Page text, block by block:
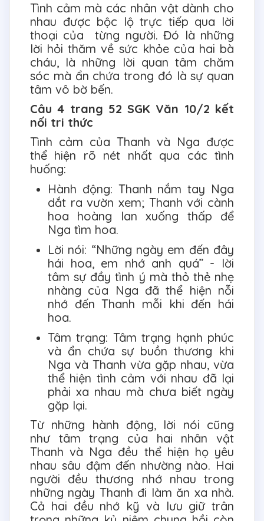
Tình cảm mà các nhân vật dành cho
nhau được bộc lộ trực tiếp qua lời
thoại của từng người. Đó là những
lời hỏi thăm về sức khỏe của hai bà
cháu, là những lời quan tâm chăm
sóc mà ẩn chứa trong đó là sự quan
tâm vô bờ bến.
Câu 4 trang 52 SGK Văn 10/2 kết
nối tri thức
Tình cảm của Thanh và Nga được
thể hiện rõ nét nhất qua các tình
huống:
Hành động: Thanh nắm tay Nga
dắt ra vườn xem; Thanh với cành
hoa hoàng lan xuống thấp để
Nga tìm hoa.
Lời nói: “Những ngày em đến đây
hái hoa, em nhớ anh quá” - lời
tâm sự đầy tình ý mà thỏ thẻ nhẹ
nhàng của Nga đã thể hiện nỗi
nhớ đến Thanh mỗi khi đến hái
hoa.
Tâm trạng: Tâm trạng hạnh phúc
và ẩn chứa sự buồn thương khi
Nga và Thanh vừa gặp nhau, vừa
thể hiện tình cảm với nhau đã lại
phải xa nhau mà chưa biết ngày
gặp lại.
Từ những hành động, lời nói cũng
như tâm trạng của hai nhân vật
Thanh và Nga đều thể hiện họ yêu
nhau sâu đậm đến nhường nào. Hai
người đều thương nhớ nhau trong
những ngày Thanh đi làm ăn xa nhà.
Cả hai đều nhớ kỹ và lưu giữ trân